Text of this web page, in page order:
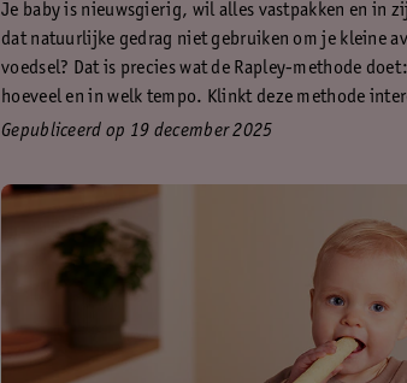
Je baby is nieuwsgierig, wil alles vastpakken en in
dat natuurlijke gedrag niet gebruiken om je kleine
voedsel? Dat is precies wat de Rapley-methode
hoeveel en in welk tempo. Klinkt deze methode
Gepubliceerd op 19 december 2025